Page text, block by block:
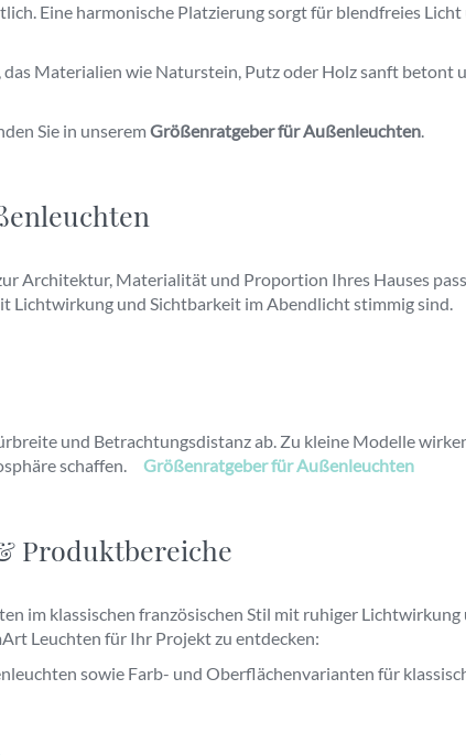
Eine harmonische Platzierung sorgt für blendfreies
Materialien wie Naturstein, Putz oder Holz sanft betont
Sie in unseremGrößenratgeber für Außenleuchten.
Architektur, Materialität und Proportion Ihres Hauses
Lichtwirkung und Sichtbarkeit im Abendlicht stimmig sind.
und Betrachtungsdistanz ab. Zu kleine Modelle
schaffen.
Größenratgeber für Außenleuchten
Produktbereiche
im klassischen französischen Stil mit ruhiger
Leuchten für Ihr Projekt zu entdecken:
sowie Farb- und Oberflächenvarianten für